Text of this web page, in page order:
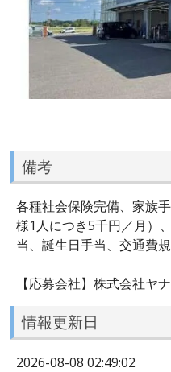
備考
各種社会保険完備、家族
様1人につき5千円／月）
当、誕生日手当、交通費
【応募会社】株式会社ヤ
情報更新日
2026-08-08 02:49:02